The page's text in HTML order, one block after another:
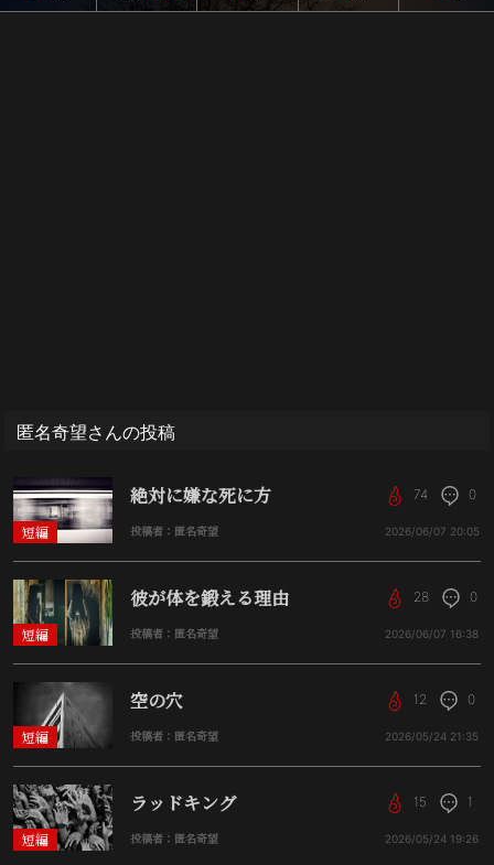
匿名奇望さんの投稿
短編
絶対に嫌な死に方
投稿者：匿名奇望
74 0
2026/06/07 20:05
短編
彼が体を鍛える理由
投稿者：匿名奇望
28 0
2026/06/07 16:38
短編
空の穴
投稿者：匿名奇望
12 0
2026/05/24 21:35
短編
ラッドキング
投稿者：匿名奇望
15 1
2026/05/24 19:26